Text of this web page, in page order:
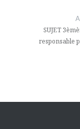
l’articleSUJET
responsable